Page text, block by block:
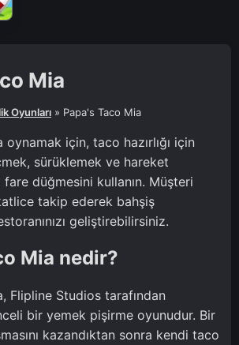
Mia
Oyunları » Papa's Taco Mia
oynamak için, taco hazırlığı için
sürüklemek ve hareket
düğmesini kullanın. Müşteri
takip ederek bahşiş
geliştirebilirsiniz.
Mia nedir?
Flipline Studios tarafından
bir yemek pişirme oyunudur. Bir
kazandıktan sonra kendi taco